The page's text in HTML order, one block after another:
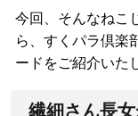
今回、そんなね
ら、すくパラ倶楽
ードをご紹介いた
繊細さん長